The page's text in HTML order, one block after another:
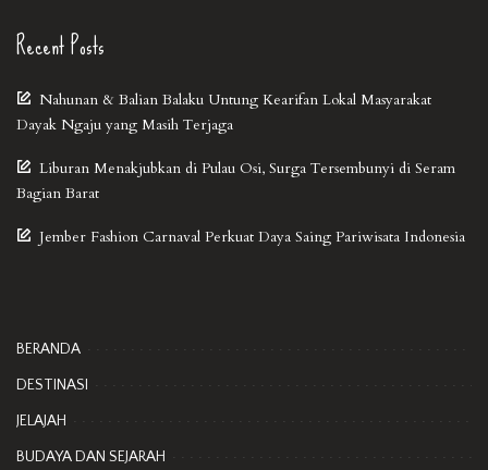
Recent Posts
Nahunan & Balian Balaku Untung Kearifan Lokal Masyarakat
Dayak Ngaju yang Masih Terjaga
Liburan Menakjubkan di Pulau Osi, Surga Tersembunyi di Seram
Bagian Barat
Jember Fashion Carnaval Perkuat Daya Saing Pariwisata Indonesia
BERANDA
DESTINASI
JELAJAH
BUDAYA DAN SEJARAH